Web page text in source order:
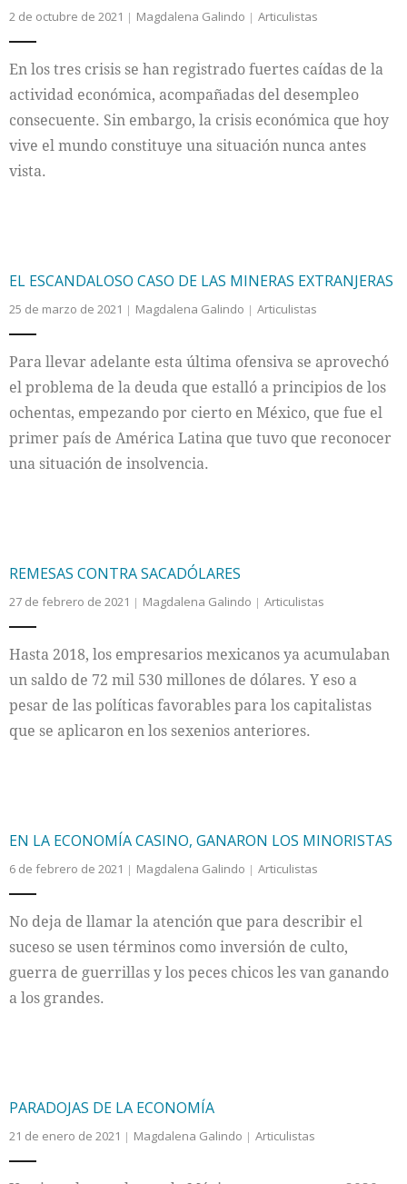
2 de octubre de 2021 Magdalena Galindo Articulistas
En los tres crisis se han registrado fuertes caídas de la
actividad económica, acompañadas del desempleo
consecuente. Sin embargo, la crisis económica que hoy
vive el mundo constituye una situación nunca antes
vista.
EL ESCANDALOSO CASO DE LAS MINERAS EXTRANJERAS
25 de marzo de 2021 Magdalena Galindo Articulistas
Para llevar adelante esta última ofensiva se aprovechó
el problema de la deuda que estalló a principios de los
ochentas, empezando por cierto en México, que fue el
primer país de América Latina que tuvo que reconocer
una situación de insolvencia.
REMESAS CONTRA SACADÓLARES
27 de febrero de 2021 Magdalena Galindo Articulistas
Hasta 2018, los empresarios mexicanos ya acumulaban
un saldo de 72 mil 530 millones de dólares. Y eso a
pesar de las políticas favorables para los capitalistas
que se aplicaron en los sexenios anteriores.
EN LA ECONOMÍA CASINO, GANARON LOS MINORISTAS
6 de febrero de 2021 Magdalena Galindo Articulistas
No deja de llamar la atención que para describir el
suceso se usen términos como inversión de culto,
guerra de guerrillas y los peces chicos les van ganando
a los grandes.
PARADOJAS DE LA ECONOMÍA
21 de enero de 2021 Magdalena Galindo Articulistas